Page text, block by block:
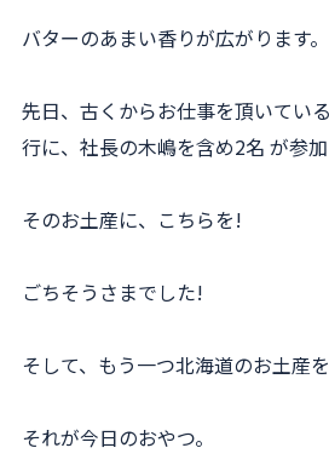
バターのあまい香りが広がります。
先日、古くからお仕事を頂いてい
行に、社長の木嶋を含め2名 が参
そのお土産に、こちらを!
ごちそうさまでした!
そして、もう一つ北海道のお土産
それが今日のおやつ。